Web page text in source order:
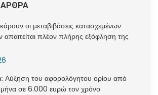
οι μεταβιβάσεις κατασχεμένων
απαιτείται πλέον πλήρης εξόφληση της
Αύξηση του αφορολόγητου ορίου από
σε 6.000 ευρώ τον χρόνο